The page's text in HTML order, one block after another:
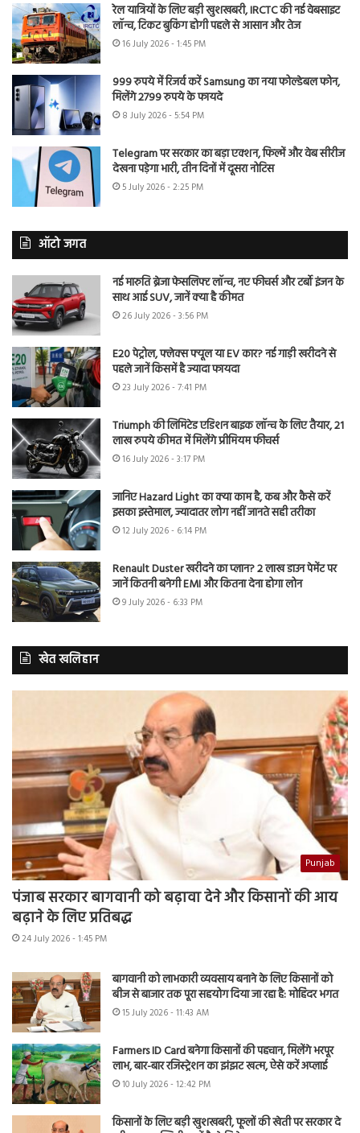
रेल यात्रियों के लिए बड़ी खुशखबरी, IRCTC की नई वेबसाइट
लॉन्च, टिकट बुकिंग होगी पहले से आसान और तेज
16 July 2026 - 1:45 PM
999 रुपये में रिजर्व करें Samsung का नया फोल्डेबल फोन,
मिलेंगे 2799 रुपये के फायदे
8 July 2026 - 5:54 PM
Telegram पर सरकार का बड़ा एक्शन, फिल्में और वेब सीरीज
देखना पड़ेगा भारी, तीन दिनों में दूसरा नोटिस
5 July 2026 - 2:25 PM
ऑटो जगत
नई मारुति ब्रेजा फेसलिफ्ट लॉन्च, नए फीचर्स और टर्बो इंजन के
साथ आई SUV, जानें क्या है कीमत
26 July 2026 - 3:56 PM
E20 पेट्रोल, फ्लेक्स फ्यूल या EV कार? नई गाड़ी खरीदने से
पहले जानें किसमें है ज्यादा फायदा
23 July 2026 - 7:41 PM
Triumph की लिमिटेड एडिशन बाइक लॉन्च के लिए तैयार, 21
लाख रुपये कीमत में मिलेंगे प्रीमियम फीचर्स
16 July 2026 - 3:17 PM
जानिए Hazard Light का क्या काम है, कब और कैसे करें
इसका इस्तेमाल, ज्यादातर लोग नहीं जानते सही तरीका
12 July 2026 - 6:14 PM
Renault Duster खरीदने का प्लान? 2 लाख डाउन पेमेंट पर
जानें कितनी बनेगी EMI और कितना देना होगा लोन
9 July 2026 - 6:33 PM
खेत खलिहान
Punjab
पंजाब सरकार बागवानी को बढ़ावा देने और किसानों की आय
बढ़ाने के लिए प्रतिबद्ध
24 July 2026 - 1:45 PM
बागवानी को लाभकारी व्यवसाय बनाने के लिए किसानों को
बीज से बाजार तक पूरा सहयोग दिया जा रहा है: मोहिंदर भगत
15 July 2026 - 11:43 AM
Farmers ID Card बनेगा किसानों की पहचान, मिलेंगे भरपूर
लाभ, बार-बार रजिस्ट्रेशन का झंझट खत्म, ऐसे करें अप्लाई
10 July 2026 - 12:42 PM
किसानों के लिए बड़ी खुशखबरी, फूलों की खेती पर सरकार दे